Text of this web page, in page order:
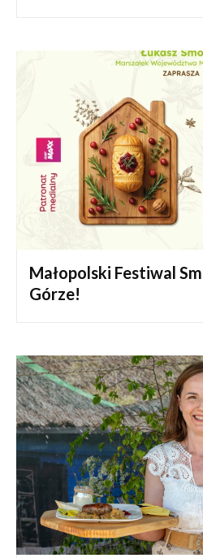
Małopolski Festiwal
Górze!